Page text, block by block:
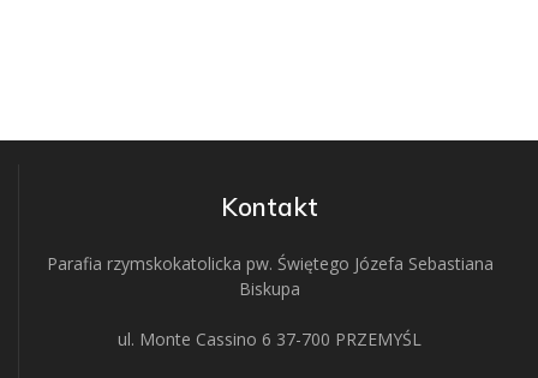
Kontakt
Parafia rzymskokatolicka pw. Świętego Józefa Sebastiana
Biskupa
ul. Monte Cassino 6 37-700 PRZEMYŚL